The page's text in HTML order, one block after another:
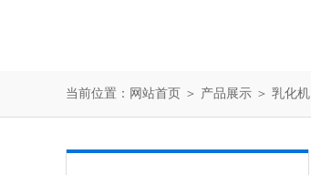
当前位置： 网站首页 ＞ 产品展示 ＞ 乳化机